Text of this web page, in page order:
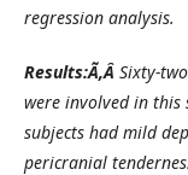
regression analysis.
Results:Ã‚Â Sixty-
were involved in this
subjects had mild
pericranial